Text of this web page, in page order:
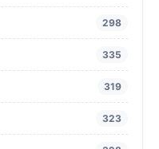
298
335
319
323